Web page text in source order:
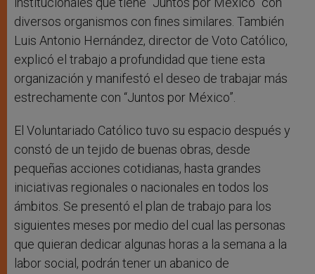
diversos organismos con fines similares. También
Luis Antonio Hernández, director de Voto Católico,
explicó el trabajo a profundidad que tiene esta
organización y manifestó el deseo de trabajar más
estrechamente con “Juntos por México”.
El Voluntariado Católico tuvo su espacio después y
constó de un tejido de buenas obras, desde
pequeñas acciones cotidianas, hasta grandes
iniciativas regionales o nacionales en todos los
ámbitos. Se presentó el plan de trabajo para los
siguientes meses por medio del cual las personas
que quieran dedicar algunas horas a la semana a la
labor social, podrán tener un abanico de